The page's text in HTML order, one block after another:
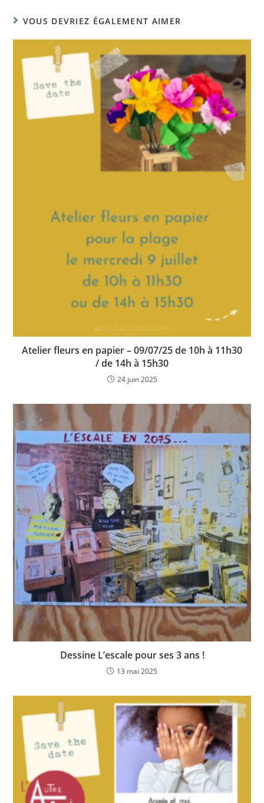
VOUS DEVRIEZ ÉGALEMENT AIMER
Atelier fleurs en papier – 09/07/25 de 10h à 11h30
/ de 14h à 15h30
24 juin 2025
Dessine L’escale pour ses 3 ans !
13 mai 2025